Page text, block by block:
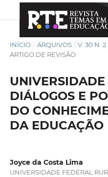
INÍCIO / ARQUIVOS / V. 30 N. 2
ARTIGO DE REVISÃO
DIÁLOGOS E
DO
DA EDUCAÇÃO
Joyce da Costa Lima
UNIVERSIDADE FEDERAL